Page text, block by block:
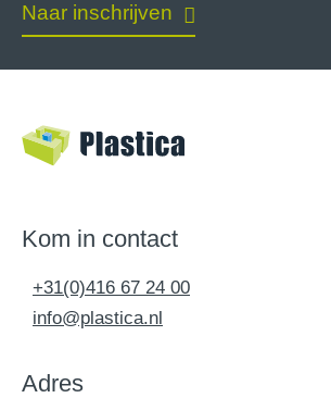
Naar inschrijven
Kom in contact
+31(0)416 67 24 00
info@plastica.nl
Adres